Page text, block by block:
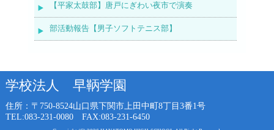
【平家太鼓部】唐戸にぎわい夜市で演奏
部活動報告【男子ソフトテニス部】
学校法人 早鞆学園
住所：〒750-8524山口県下関市上田中町8丁目3番1号
TEL:083-231-0080 FAX:083-231-6450